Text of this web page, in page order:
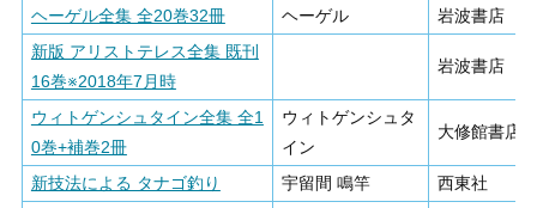
ヘーゲル全集 全20巻32冊 ヘーゲル
岩波書店
新版 アリストテレス全集 既刊
16巻※2018年7月時
岩波書店
ウィトゲンシュタイン全集 全1
0巻+補巻2冊
ウィトゲンシュタ
イン
大修館書店
新技法による タナゴ釣り 宇留間 鳴竿
西東社